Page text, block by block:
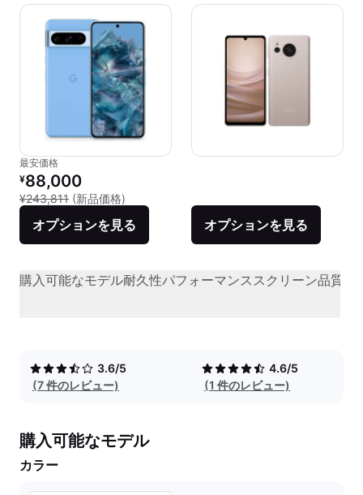
最安価格
リファービッシュ品の価格：
¥88,000
¥243,811 (新品価格)
オプションを見る オプションを見る
購入可能なモデル耐久性パフォーマンススクリーン品質
3.6/5
(7 件のレビュー)
4.6/5
(1 件のレビュー)
購入可能なモデル
カラー